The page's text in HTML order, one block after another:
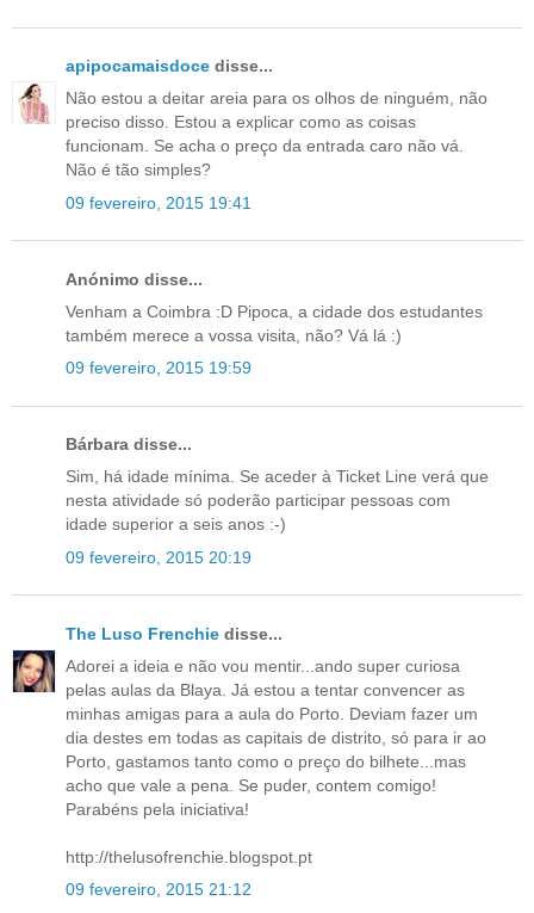
apipocamaisdoce disse...
Não estou a deitar areia para os olhos de ninguém, não
preciso disso. Estou a explicar como as coisas
funcionam. Se acha o preço da entrada caro não vá.
Não é tão simples?
09 fevereiro, 2015 19:41
Anónimo disse...
Venham a Coimbra :D Pipoca, a cidade dos estudantes
também merece a vossa visita, não? Vá lá :)
09 fevereiro, 2015 19:59
Bárbara disse...
Sim, há idade mínima. Se aceder à Ticket Line verá que
nesta atividade só poderão participar pessoas com
idade superior a seis anos :-)
09 fevereiro, 2015 20:19
The Luso Frenchie disse...
Adorei a ideia e não vou mentir...ando super curiosa
pelas aulas da Blaya. Já estou a tentar convencer as
minhas amigas para a aula do Porto. Deviam fazer um
dia destes em todas as capitais de distrito, só para ir ao
Porto, gastamos tanto como o preço do bilhete...mas
acho que vale a pena. Se puder, contem comigo!
Parabéns pela iniciativa!
http://thelusofrenchie.blogspot.pt
09 fevereiro, 2015 21:12